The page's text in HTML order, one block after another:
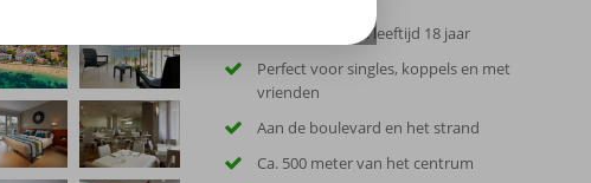
Only Adult; min. leeftijd 18 jaar
Perfect voor singles, koppels en met
vrienden
Aan de boulevard en het strand
Ca. 500 meter van het centrum